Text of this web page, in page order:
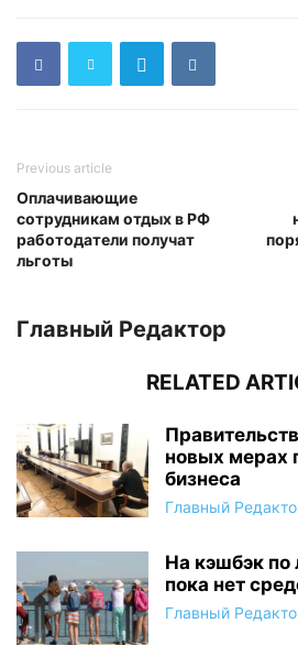
Previous article
Оплачивающие
сотрудникам отдых в РФ
работодатели получат
льготы
Главный Редактор
RELATED
новых мерах
бизнеса
Главный
На кэшбэк по
пока нет
Главный